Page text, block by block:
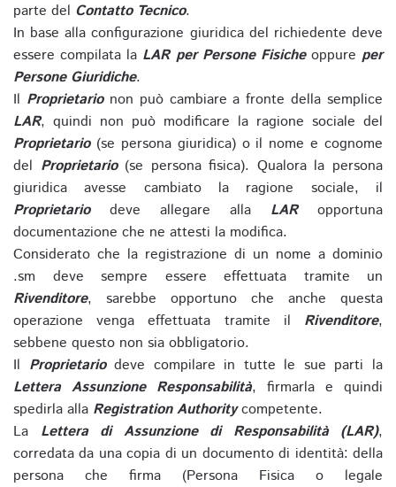
parte del Contatto Tecnico.
In base alla configurazione giuridica del richiedente deve
essere compilata la LAR per Persone Fisicheoppure per
Persone Giuridiche.
Il Proprietarionon può cambiare a fronte della semplice
LAR, quindi non può modificare la ragione sociale del
Proprietario(se persona giuridica) o il nome e cognome
del Proprietario(se persona fisica). Qualora la persona
giuridica avesse cambiato la ragione sociale, il
Proprietariodeve allegare alla LARopportuna
documentazione che ne attesti la modifica.
Considerato che la registrazione di un nome a dominio
.sm deve sempre essere effettuata tramite un
Rivenditore, sarebbe opportuno che anche questa
operazione venga effettuata tramite il Rivenditore,
sebbene questo non sia obbligatorio.
Il Proprietariodeve compilare in tutte le sue parti la
Lettera Assunzione Responsabilità, firmarla e quindi
spedirla alla Registration Authoritycompetente.
La Lettera di Assunzione di Responsabilità (LAR),
corredata da una copia di un documento di identità: della
persona che firma (Persona Fisica o legale